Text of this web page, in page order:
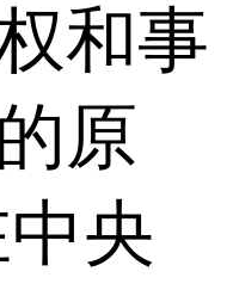
和事
原
央